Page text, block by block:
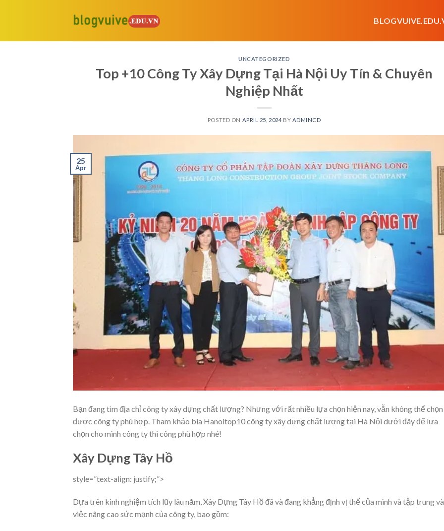
UNCATEGORIZED
Top +10 Công Ty Xây Dựng Tại Hà Nội Uy Tín & Chuyên
Nghiệp Nhất
POSTED ON APRIL 25, 2024 BY ADMINCD
25
Apr
Bạn đang tìm địa chỉ công ty xây dựng chất lượng? Nhưng với rất nhiều lựa chọn hiện nay, vẫn không thể chọn
được công ty phù hợp. Tham khảo bìa Hanoitop10 công ty xây dựng chất lượng tại Hà Nội dưới đây để lựa
chọn cho mình công ty thi công phù hợp nhé!
Xây Dựng Tây Hồ
style=”text-align: justify;”>
Dựa trên kinh nghiệm tích lũy lâu năm, Xây Dựng Tây Hồ đã và đang khẳng định vị thế của mình và tập trung
việc nâng cao sức mạnh của công ty, bao gồm: